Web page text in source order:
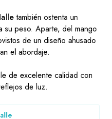
también ostenta un
su peso. Aparte, del mango
de un diseño ahusado
el abordaje.
de excelente calidad con
de luz.